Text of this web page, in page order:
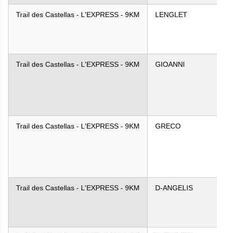
Trail des Castellas - L'EXPRESS - 9KM LENGLET
Trail des Castellas - L'EXPRESS - 9KM GIOANNI
Trail des Castellas - L'EXPRESS - 9KM GRECO
Trail des Castellas - L'EXPRESS - 9KM D-ANGELIS